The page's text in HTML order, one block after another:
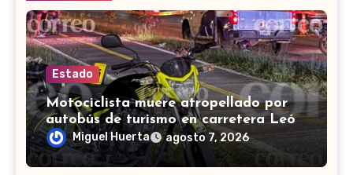
Estado
Motociclista muere atropellado por
autobús de turismo en carretera León-
San Francisco del Rincón
Miguel Huerta agosto 7, 2026